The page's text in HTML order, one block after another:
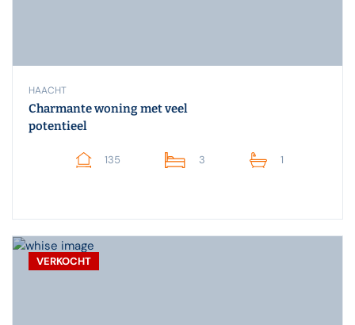
HAACHT
Charmante woning met veel
potentieel
135 3 1
VERKOCHT